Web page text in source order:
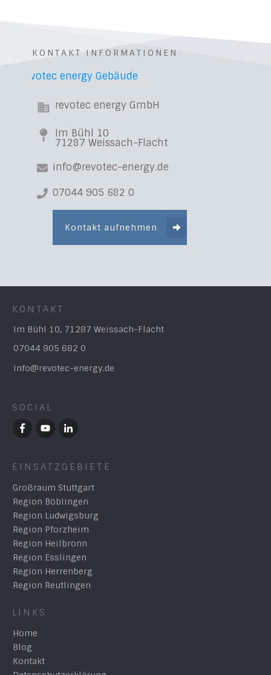
KONTAKT INFORMATIONEN
revotec energy GmbH
Im Bühl 10
71287 Weissach-Flacht
info@revotec-energy.de
07044 905 682 0
Kontakt aufnehmen
KONTAKT
Im Bühl 10, 71287 Weissach-Flacht
07044 905 682 0
info@revotec-energy.de
SOCIAL
EINSATZGEBIETE
Großraum Stuttgart
Region Böblingen
Region Ludwigsburg
Region Pforzheim
Region Heilbronn
Region Esslingen
Region Herrenberg
Region Reutlingen
LINKS
Home
Blog
Kontakt